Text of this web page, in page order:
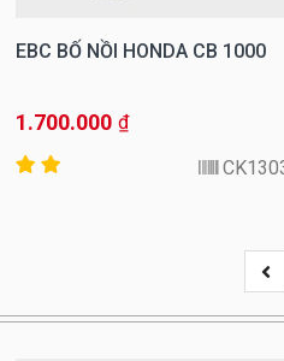
EBC BỐ NỒI HONDA CB 1000
1.700.000 ₫